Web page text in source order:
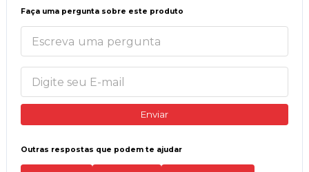
Faça uma pergunta sobre este produto
Enviar
Outras respostas que podem te ajudar